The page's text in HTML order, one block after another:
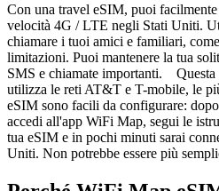
Con una travel eSIM, puoi facilmente
velocità 4G / LTE negli Stati Uniti.
chiamare i tuoi amici e familiari,
limitazioni. Puoi mantenere la tua
SMS e chiamate importanti.
utilizza le reti AT&T e T-mobile, le
eSIM sono facili da configurare:
accedi all'app WiFi Map, segui le
tua eSIM e in pochi minuti sarai
Uniti. Non potrebbe essere più